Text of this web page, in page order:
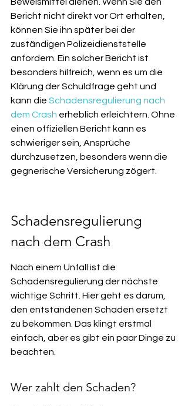
Bericht nicht direkt vor Ort erhalten,
können Sie ihn später bei der
zuständigen Polizeidienststelle
anfordern. Ein solcher Bericht ist
besonders hilfreich, wenn es um die
Klärung der Schuldfrage geht und
kann die Schadensregulierung nach
dem Crash erheblich erleichtern. Ohne
einen offiziellen Bericht kann es
schwieriger sein, Ansprüche
durchzusetzen, besonders wenn die
gegnerische Versicherung zögert.
Schadensregulierung
nach dem Crash
Nach einem Unfall ist die
Schadensregulierung der nächste
wichtige Schritt. Hier geht es darum,
den entstandenen Schaden ersetzt
zu bekommen. Das klingt erstmal
einfach, aber es gibt ein paar Dinge zu
beachten.
Wer zahlt den Schaden?